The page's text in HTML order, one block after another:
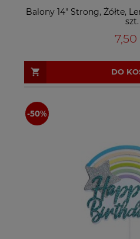
Balony 14" Strong, Żółte,
szt.
7,50
DO